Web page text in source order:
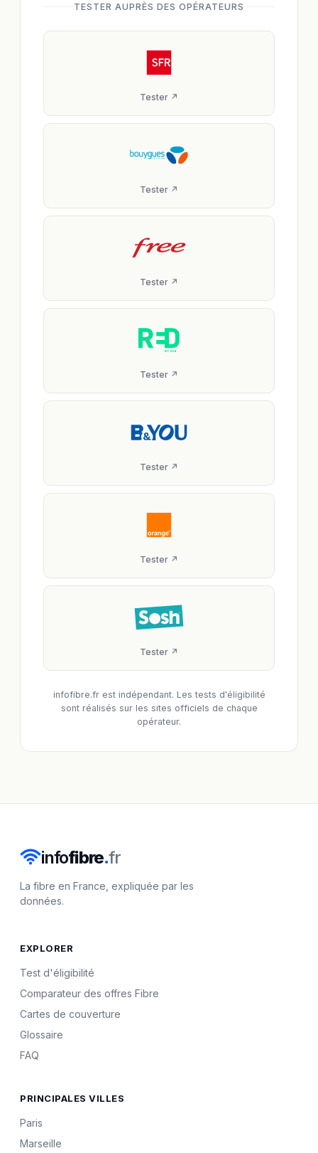
TESTER AUPRÈS DES OPÉRATEURS
Tester ↗
Tester ↗
Tester ↗
Tester ↗
Tester ↗
Tester ↗
Tester ↗
infofibre.fr est indépendant. Les tests d'éligibilité
sont réalisés sur les sites officiels de chaque
opérateur.
infofibre.fr
La fibre en France, expliquée par les
données.
EXPLORER
Test d'éligibilité
Comparateur des offres Fibre
Cartes de couverture
Glossaire
FAQ
PRINCIPALES VILLES
Paris
Marseille